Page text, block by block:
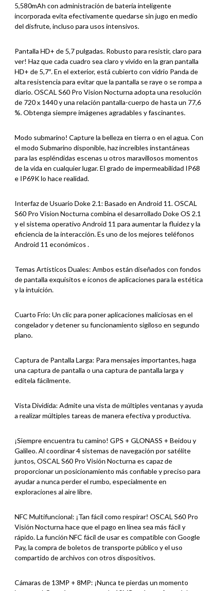
5,580mAh con administración de batería inteligente
incorporada evita efectivamente quedarse sin jugo en medio
del disfrute, incluso para usos intensivos.
Pantalla HD+ de 5,7 pulgadas. Robusto para resistir, claro para
ver! Haz que cada cuadro sea claro y vívido en la gran pantalla
HD+ de 5,7″. En el exterior, está cubierto con vidrio Panda de
alta resistencia para evitar que la pantalla se raye o se rompa a
diario. OSCAL S60 Pro Vision Nocturna adopta una resolución
de 720 x 1440 y una relación pantalla-cuerpo de hasta un 77,6
%. Obtenga siempre imágenes agradables y fascinantes.
Modo submarino! Capture la belleza en tierra o en el agua. Con
el modo Submarino disponible, haz increíbles instantáneas
para las espléndidas escenas u otros maravillosos momentos
de la vida en cualquier lugar. El grado de impermeabilidad IP68
e IP69K lo hace realidad.
Interfaz de Usuario Doke 2.1: Basado en Android 11. OSCAL
S60 Pro Vision Nocturna combina el desarrollado Doke OS 2.1
y el sistema operativo Android 11 para aumentar la fluidez y la
eficiencia de la interacción. Es uno de los mejores teléfonos
Android 11 económicos .
Temas Artísticos Duales: Ambos están diseñados con fondos
de pantalla exquisitos e íconos de aplicaciones para la estética
y la intuición.
Cuarto Frío: Un clic para poner aplicaciones maliciosas en el
congelador y detener su funcionamiento sigiloso en segundo
plano.
Captura de Pantalla Larga: Para mensajes importantes, haga
una captura de pantalla o una captura de pantalla larga y
edítela fácilmente.
Vista Dividida: Admite una vista de múltiples ventanas y ayuda
a realizar múltiples tareas de manera efectiva y productiva.
¡Siempre encuentra tu camino! GPS + GLONASS + Beidou y
Galileo. Al coordinar 4 sistemas de navegación por satélite
juntos, OSCAL S60 Pro Visión Nocturna es capaz de
proporcionar un posicionamiento más confiable y preciso para
ayudar a nunca perder el rumbo, especialmente en
exploraciones al aire libre.
NFC Multifuncional: ¡Tan fácil como respirar! OSCAL S60 Pro
Visión Nocturna hace que el pago en línea sea más fácil y
rápido. La función NFC fácil de usar es compatible con Google
Pay, la compra de boletos de transporte público y el uso
compartido de archivos con otros dispositivos.
Cámaras de 13MP + 8MP: ¡Nunca te pierdas un momento